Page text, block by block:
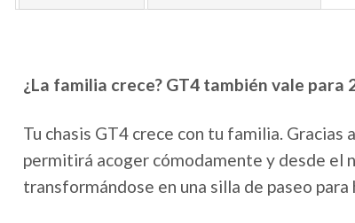
¿La familia crece? GT4 también vale para
Tu chasis GT4 crece con tu familia.
permitirá acoger cómodamente y desde el
transformándose en una silla de paseo